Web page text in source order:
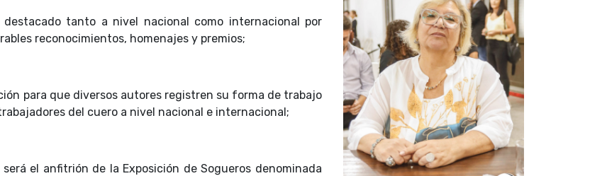
tanto a nivel nacional como internacional por
reconocimientos, homenajes y premios;
para que diversos autores registren su forma de trabajo
del cuero a nivel nacional e internacional;
el anfitrión de la Exposición de Sogueros denominada